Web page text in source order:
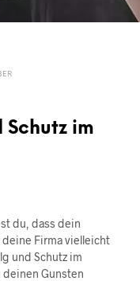
im
du, dass dein
deine Firma vielleicht
und Schutz im
Gunsten